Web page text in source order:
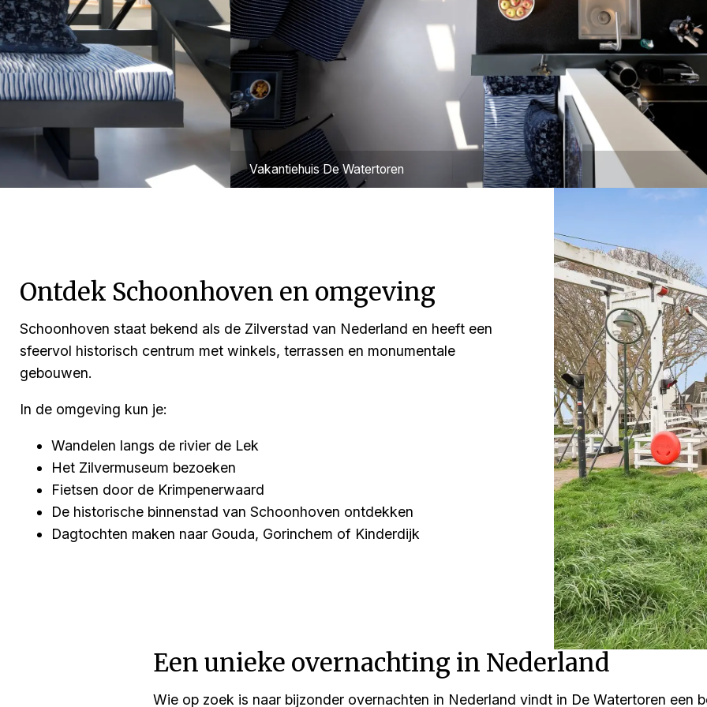
Vakantiehuis De Watertoren
Ontdek Schoonhoven en omgeving
Schoonhoven staat bekend als de Zilverstad van Nederland en heeft een
sfeervol historisch centrum met winkels, terrassen en monumentale
gebouwen.
In de omgeving kun je:
Wandelen langs de rivier de Lek
Het Zilvermuseum bezoeken
Fietsen door de Krimpenerwaard
De historische binnenstad van Schoonhoven ontdekken
Dagtochten maken naar Gouda, Gorinchem of Kinderdijk
Een unieke overnachting in Nederland
Wie op zoek is naar bijzonder overnachten in Nederland vindt in De Watertoren een